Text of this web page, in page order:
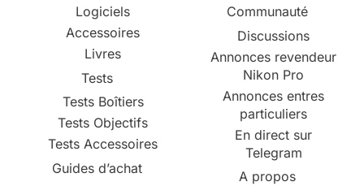
Logiciels
Accessoires
Livres
Tests
Tests Boîtiers
Tests Objectifs
Tests Accessoires
Guides d’achat
Communauté
Discussions
Annonces revendeur
Nikon Pro
Annonces entres
particuliers
En direct sur
Telegram
A propos